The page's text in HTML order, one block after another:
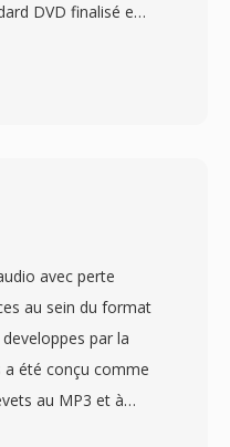
DVD finalisé en
été utilisé sûr dès
II où LPCM. Au-
dès flux de sous-
pour
menus et dès
avec perte
au sein du format
par la
a été conçu comme
au MP3 et à
par